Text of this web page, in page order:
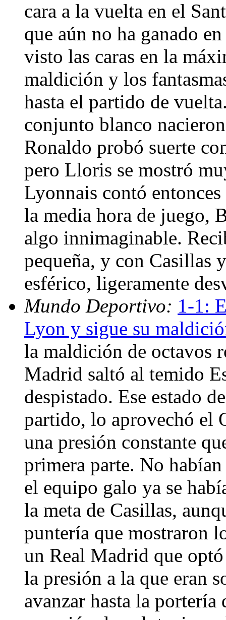
cara a la vuelta en el
que aún no ha ganado
visto las caras en la
maldición y los
hasta el partido de
conjunto blanco
Ronaldo probó suerte
pero Lloris se mostró
Lyonnais contó
la media hora de juego,
algo innimaginable.
pequeña, y con Casillas
esférico, ligeramente
Mundo Deportivo: 1-1:
Lyon y sigue su
la maldición de octavos
Madrid saltó al temido
despistado. Ese estado
partido, lo aprovechó el
una presión constante
primera parte. No
el equipo galo ya se
la meta de Casillas,
puntería que mostraron
un Real Madrid que
la presión a la que eran
avanzar hasta la